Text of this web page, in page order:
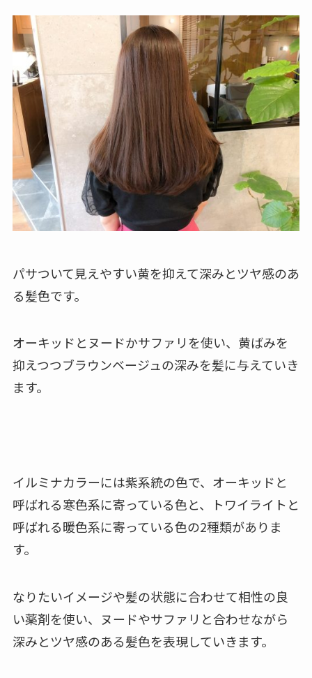
パサついて見えやすい黄を抑えて深みとツヤ感のあ
る髪色です。
オーキッドとヌードかサファリを使い、黄ばみを
抑えつつブラウンベージュの深みを髪に与えていき
ます。
イルミナカラーには紫系統の色で、オーキッドと
呼ばれる寒色系に寄っている色と、トワイライトと
呼ばれる暖色系に寄っている色の2種類がありま
す。
なりたいイメージや髪の状態に合わせて相性の良
い薬剤を使い、ヌードやサファリと合わせながら
深みとツヤ感のある髪色を表現していきます。